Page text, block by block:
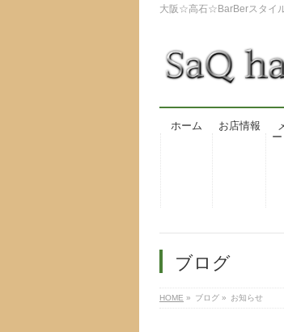
大阪☆高石☆BarBerスタイ
ホーム お店情報
ブログ
HOME » ブログ » お知らせ